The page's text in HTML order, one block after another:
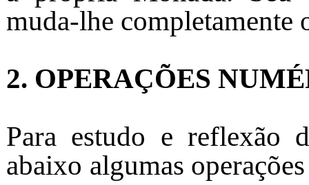
muda-lhe completamente
2. OPERAÇÕES
Para estudo e reflexão
abaixo algumas